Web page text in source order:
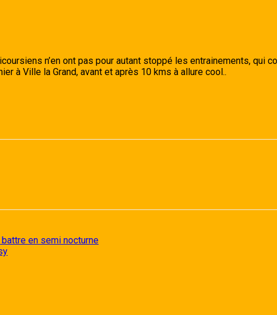
n’en ont pas pour autant stoppé les entrainements,
à Ville la Grand, avant et après 10 kms à allure cool..
en semi nocturne